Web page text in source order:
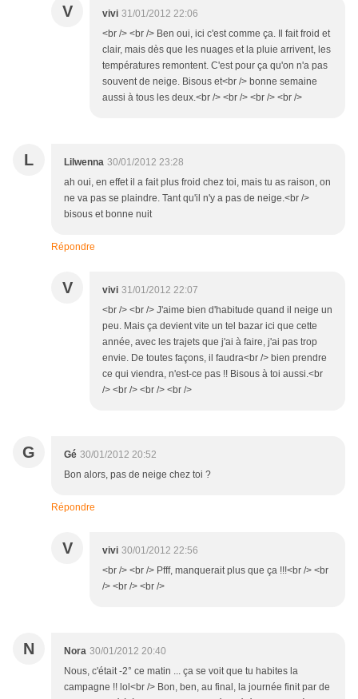
V vivi 31/01/2012 22:06
<br /> <br /> Ben oui, ici c'est comme ça. Il fait froid et
clair, mais dès que les nuages et la pluie arrivent, les
températures remontent. C'est pour ça qu'on n'a pas
souvent de neige. Bisous et<br /> bonne semaine
aussi à tous les deux.<br /> <br /> <br /> <br />
L Lilwenna 30/01/2012 23:28
ah oui, en effet il a fait plus froid chez toi, mais tu as raison, on
ne va pas se plaindre. Tant qu'il n'y a pas de neige.<br />
bisous et bonne nuit
Répondre
V vivi 31/01/2012 22:07
<br /> <br /> J'aime bien d'habitude quand il neige un
peu. Mais ça devient vite un tel bazar ici que cette
année, avec les trajets que j'ai à faire, j'ai pas trop
envie. De toutes façons, il faudra<br /> bien prendre
ce qui viendra, n'est-ce pas !! Bisous à toi aussi.<br
/> <br /> <br /> <br />
G Gé 30/01/2012 20:52
Bon alors, pas de neige chez toi ?
Répondre
V vivi 30/01/2012 22:56
<br /> <br /> Pfff, manquerait plus que ça !!!<br /> <br
/> <br /> <br />
N Nora 30/01/2012 20:40
Nous, c'était -2° ce matin ... ça se voit que tu habites la
campagne !! lol<br /> Bon, ben, au final, la journée finit par de